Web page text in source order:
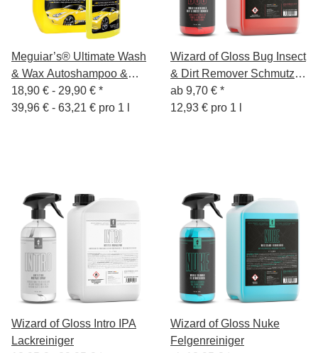
Meguiar’s® Ultimate Wash
& Wax Autoshampoo &
Wachs Autoreinigung
1420ml
18,90 € - 29,90 € *
39,96 € - 63,21 € pro 1 l
Wizard of Gloss Bug Insect
& Dirt Remover Schmutz-
& Insektenentferner
ab 9,70 € *
12,93 € pro 1 l
Wizard of Gloss Intro IPA
Lackreiniger
Wizard of Gloss Nuke
Felgenreiniger